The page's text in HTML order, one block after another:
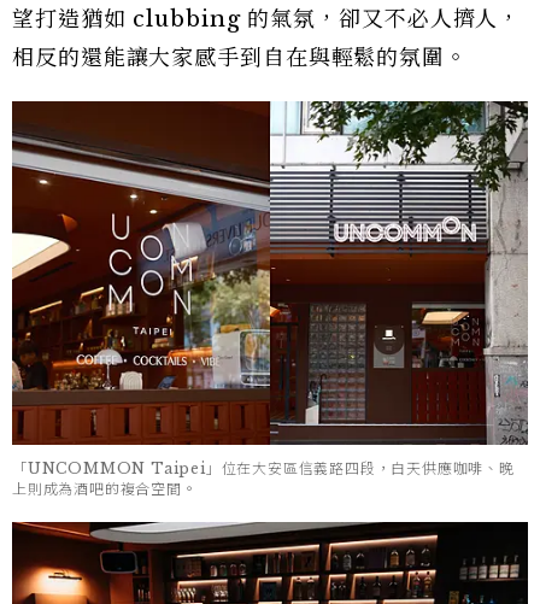
望打造猶如 clubbing 的氣氛，卻又不必人擠人，
相反的還能讓大家感手到自在與輕鬆的氛圍。
「UNCOMMON Taipei」位在大安區信義路四段，白天供應咖啡、晚
上則成為酒吧的複合空間。